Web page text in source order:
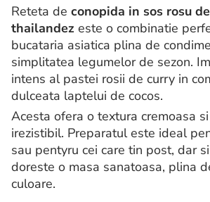
Reteta de conopida in sos rosu
thailandez este o combinatie
bucataria asiatica plina de
simplitatea legumelor de sezon.
intens al pastei rosii de curry in
dulceata laptelui de cocos.
Acesta ofera o textura cremoasa
irezistibil. Preparatul este ideal
sau pentyru cei care tin post, dar
doreste o masa sanatoasa, plina
culoare.